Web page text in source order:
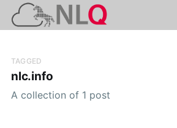
TAGGED
nlc.info
A collection of 1 post